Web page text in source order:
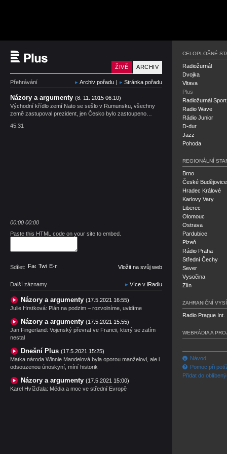
ARCHIV
ŽIVĚ
Přehrávání Archiv pořadu | Stránka pořadu
Názory a argumenty (8. 11. 2015 06:10)
Východní křídlo zemí Nato se sešlo v Rumunsku, všechny
země zastupoval prezident, jen Česko bylo zastoupeno…
45:31
00:00 00:00
Paste this HTML code on your site to embed.
Sdílet: Facebook
TwitterE-mail Vložit na svůj web
Další záznamy Více v iRadiu
Názory a argumenty (17.5.2021 16:55)
Julie Hrstková: Plán na podzim – rozvolníme, uvidíme
Názory a argumenty (17.5.2021 15:55)
Jan Fingerland: Vojenský převrat ve Francii, který se zatím
nestal
Dnešní Plus (17.5.2021 15:25)
Matka národa Winnie Mandelová byla oporou manželovi, ale i
odsouzenou únoskyní, míní historik
Názory a argumenty (17.5.2021 15:00)
Karel Hvížďala: Média a moc ve střední Evropě
CELOPLOŠNÉ
Radiožurnál
Dvojka
Vltava
Plus
Radiožurnál Sport
Radio Wave
Rádio Junior
D-dur
Jazz
Pohoda
REGIONÁLNÍ
Brno
České Budějovice
Hradec Králové
Karlovy Vary
Liberec
Olomouc
Ostrava
Pardubice
Plzeň
Rádio Praha
Střední Čechy
Sever
Vysočina
Zlín
ZAHRANIČNÍ
Radio Prague Int.
WEBRÁDIA A
Návod
Pomoc při
Přidat do